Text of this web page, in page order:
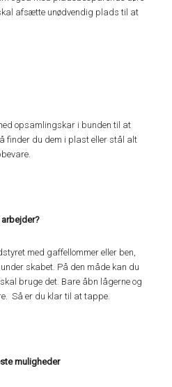
afsætte unødvendig plads til at
opsamlingskar i bunden til at
finder du dem i plast eller stål alt
med gaffellommer eller ben,
skabet. På den måde kan du
bruge det. Bare åbn lågerne og
Så er du klar til at tappe.
muligheder